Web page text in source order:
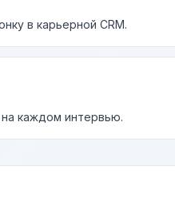
в карьерной CRM.
каждом интервью.